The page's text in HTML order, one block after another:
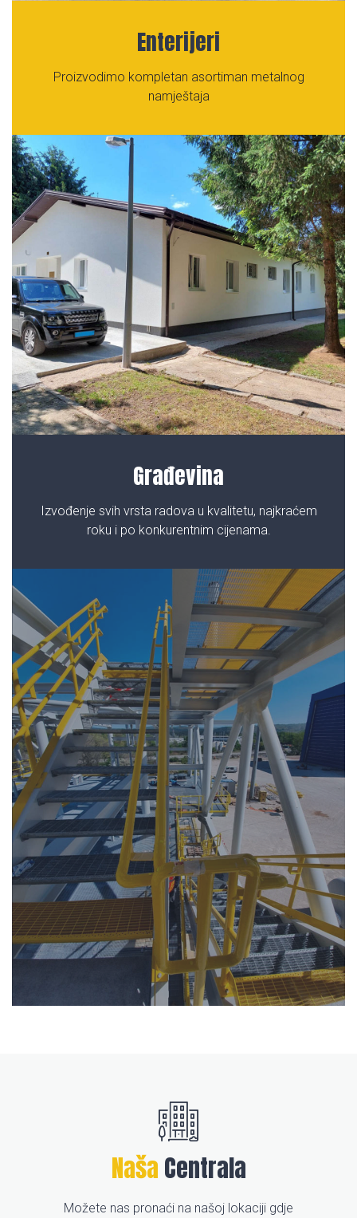
Enterijeri
Proizvodimo kompletan asortiman metalnog
namještaja
Građevina
Izvođenje svih vrsta radova u kvalitetu, najkraćem
roku i po konkurentnim cijenama.
Naša Centrala
Možete nas pronaći na našoj lokaciji gdje